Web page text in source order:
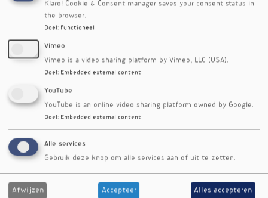
Lees meerover
De
van
leefstijl
Column
Ultra-processed food is eigenlijk
geen voedsel
Column
Klaro! Cookie & Consent manager saves your consent status in
the browser.
Doel : Functioneel
Vimeo
Vimeo is a video sharing platform by Vimeo, LLC (USA).
Doel : Embedded external content
YouTube
YouTube is an online video sharing platform owned by Google.
Doel : Embedded external content
Alle services
Gebruik deze knop om alle services aan of uit te zetten.
Afwijzen Accepteer Alles accepteren